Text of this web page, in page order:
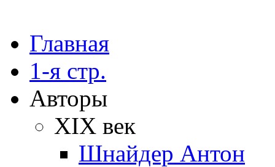
Главная
1-я стр.
Авторы
XIX век
Шнайдер Антон